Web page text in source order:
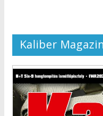
Kaliber